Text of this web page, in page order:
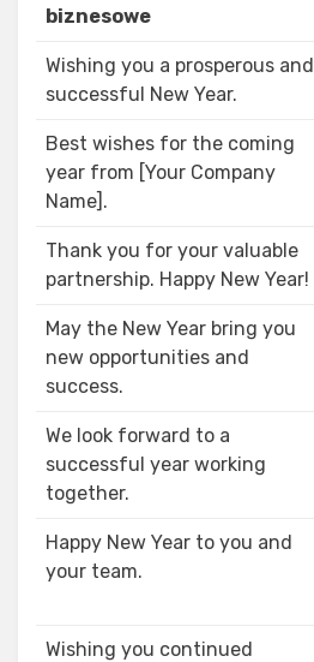
biznesowe
Wishing you a prosperous and
successful New Year.
Best wishes for the coming
year from [Your Company
Name].
Thank you for your valuable
partnership. Happy New Year!
May the New Year bring you
new opportunities and
success.
We look forward to a
successful year working
together.
Happy New Year to you and
your team.
Wishing you continued